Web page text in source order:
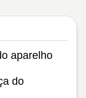
aparelho
do